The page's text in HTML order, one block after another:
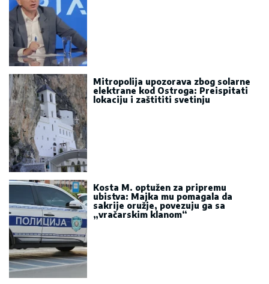
Mitropolija upozorava zbog solarne
elektrane kod Ostroga: Preispitati
lokaciju i zaštititi svetinju
Kosta M. optužen za pripremu
ubistva: Majka mu pomagala da
sakrije oružje, povezuju ga sa
„vračarskim klanom“